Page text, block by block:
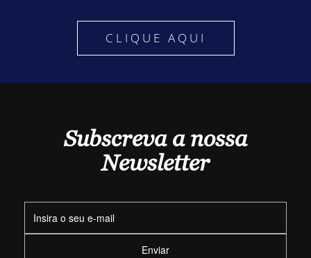
CLIQUE AQUI
Subscreva a nossa
Newsletter
Enviar